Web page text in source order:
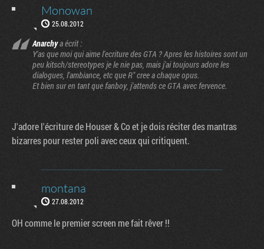
Monowan
25.08.2012
Anarchya écrit :
Y'as que moi qui aime l'ecriture des GTA ? Apres les histoires sont un
peu kitsch/stereotypes je le nie pas, mais j'ai toujours adore les
dialogues, l'ambiance, etc que R" cree a chaque opus.
Et bien sur en tant que fanboy, j'attends ce GTA avec fervence.
J'adore l'écriture de Houser & Co et je dois réciter des mantras
bizarres pour rester poli avec ceux qui critiquent.
montana
27.08.2012
OH comme le premier screen me fait rêver !!